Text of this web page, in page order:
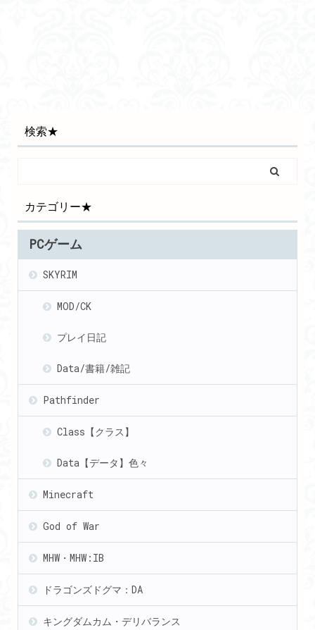
検索★
カテゴリー★
PCゲーム
SKYRIM
MOD/CK
プレイ日記
Data/書籍/雑記
Pathfinder
Class【クラス】
Data【データ】色々
Minecraft
God of War
MHW・MHW:IB
ドラゴンズドグマ：DA
キングダムカム・デリバランス